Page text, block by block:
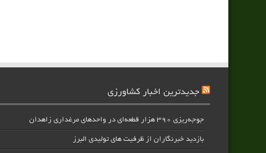
جدیدترین اخبار کشاورزی
جوجه‌ریزی ۳۹۰ هزار قطعه‌ای در واحدهای مرغداری زاهدان
بازدید خبرنگاران از ظرفیت های تولیدی البرز